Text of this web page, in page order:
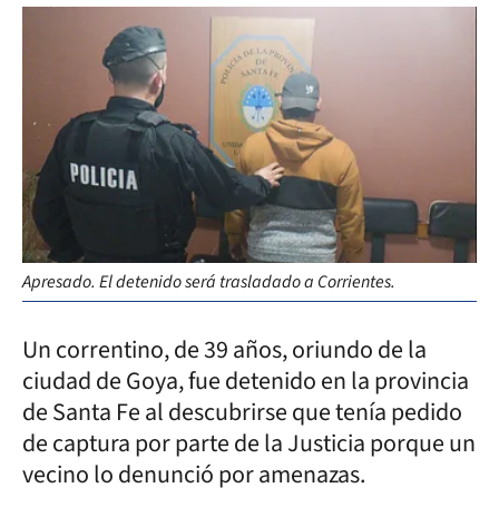
Apresado. El detenido será trasladado a Corrientes.
Un correntino, de 39 años, oriundo de la
ciudad de Goya, fue detenido en la provincia
de Santa Fe al descubrirse que tenía pedido
de captura por parte de la Justicia porque un
vecino lo denunció por amenazas.